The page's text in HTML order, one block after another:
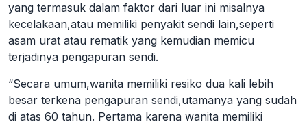
yang termasuk dalam faktor dari luar ini misalnya
kecelakaan,atau memiliki penyakit sendi lain,seperti
asam urat atau rematik yang kemudian memicu
terjadinya pengapuran sendi.
“Secara umum,wanita memiliki resiko dua kali lebih
besar terkena pengapuran sendi,utamanya yang sudah
di atas 60 tahun. Pertama karena wanita memiliki